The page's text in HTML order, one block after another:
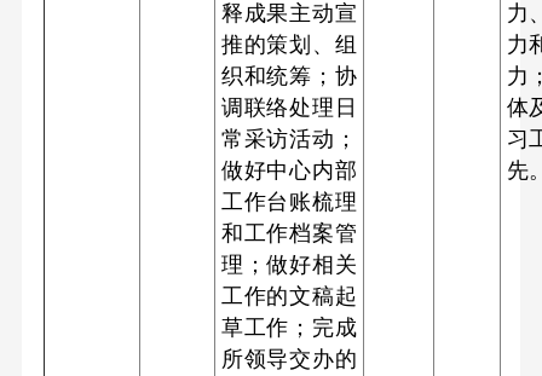
释成果主动宣
推的策划、组
织和统筹；协
调联络处理日
常采访活动；
做好中心内部
工作台账梳理
和工作档案管
理；做好相关
工作的文稿起
草工作；完成
所领导交办的
力
力
力
体
习
先